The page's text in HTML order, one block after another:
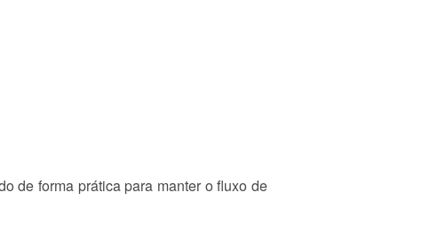
de forma prática para manter o fluxo de